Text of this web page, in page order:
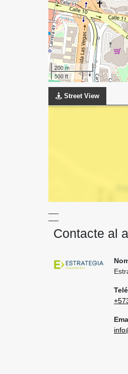
200 m
500 ft
Street View
Contacte al